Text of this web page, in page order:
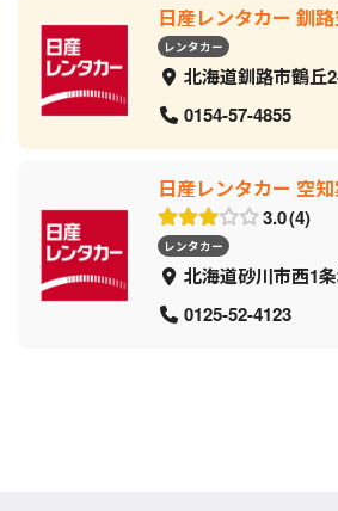
日産レンタカー 釧
レンタカー
北海道釧路市鶴丘
0154-57-4855
日産レンタカー 空
3.0 4
レンタカー
北海道砂川市西1
0125-52-4123